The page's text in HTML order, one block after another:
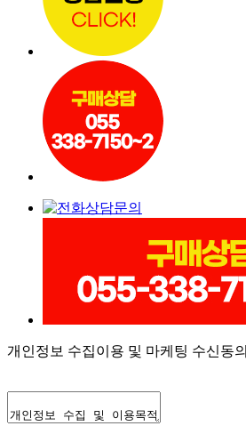
개인정보 수집이용 및 마케팅 수신동의